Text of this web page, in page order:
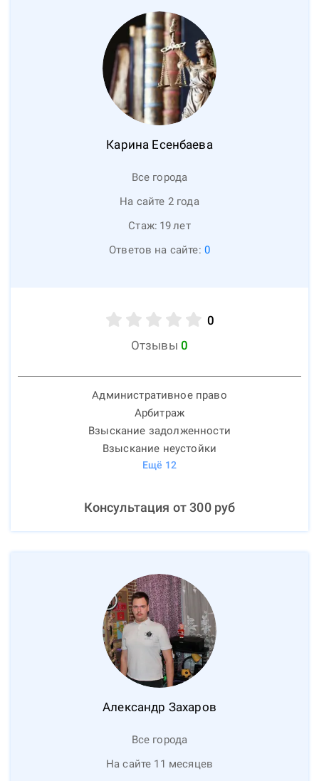
Карина Есенбаева
Все города
На сайте 2 года
Стаж: 19лет
Ответов на сайте: 0
0
Отзывы 0
Административное право
Арбитраж
Взыскание задолженности
Взыскание неустойки
Ещё 12
Консультация от300руб
Александр Захаров
Все города
На сайте 11 месяцев